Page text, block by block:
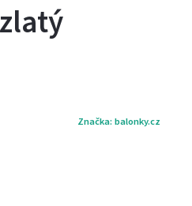
Značka: balonky.cz